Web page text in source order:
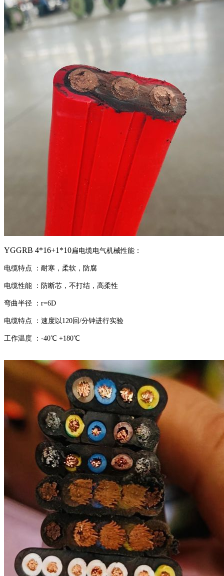
YGGRB 4*16+1*10扁电缆电气机械性能：
电缆特点 ： 耐寒，柔软，防腐
电缆性能 ： 防断芯， 不打结 ， 高柔性
弯曲半径 ： r=6D
电缆特点 ： 速度以120回/分钟进行实验
工作温度 ： -40℃ +180℃